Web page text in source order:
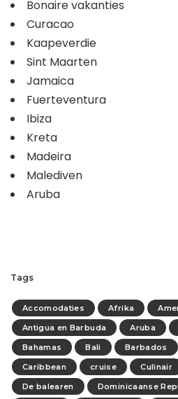
Bonaire vakanties
Curacao
Kaapeverdie
Sint Maarten
Jamaica
Fuerteventura
Ibiza
Kreta
Madeira
Malediven
Aruba
Tags
Accomodaties Afrika
Antigua en Barbuda
Aruba
Bahamas
Bali Barbados
Caribbean
cruise Culinair
De balearen
Dominicaanse